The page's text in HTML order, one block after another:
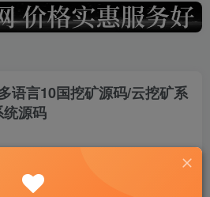
语言10国挖矿源码/云挖矿系
源码